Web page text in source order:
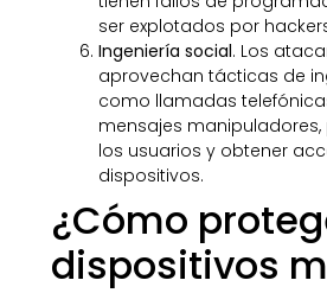
ser explotados por
Ingeniería social. Los
aprovechan tácticas de
como llamadas
mensajes
los usuarios y obtener
dispositivos.
¿Cómo
dispositivos